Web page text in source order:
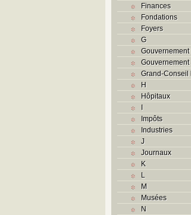
Finances
Fondations
Foyers
G
Gouvernement
Gouvernement
Grand-Conseil
H
Hôpitaux
I
Impôts
Industries
J
Journaux
K
L
M
Musées
N